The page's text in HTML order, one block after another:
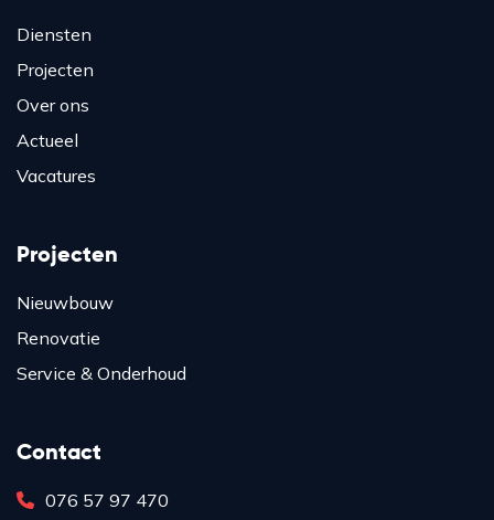
Diensten
Projecten
Over ons
Actueel
Vacatures
Projecten
Nieuwbouw
Renovatie
Service & Onderhoud
Contact
076 57 97 470